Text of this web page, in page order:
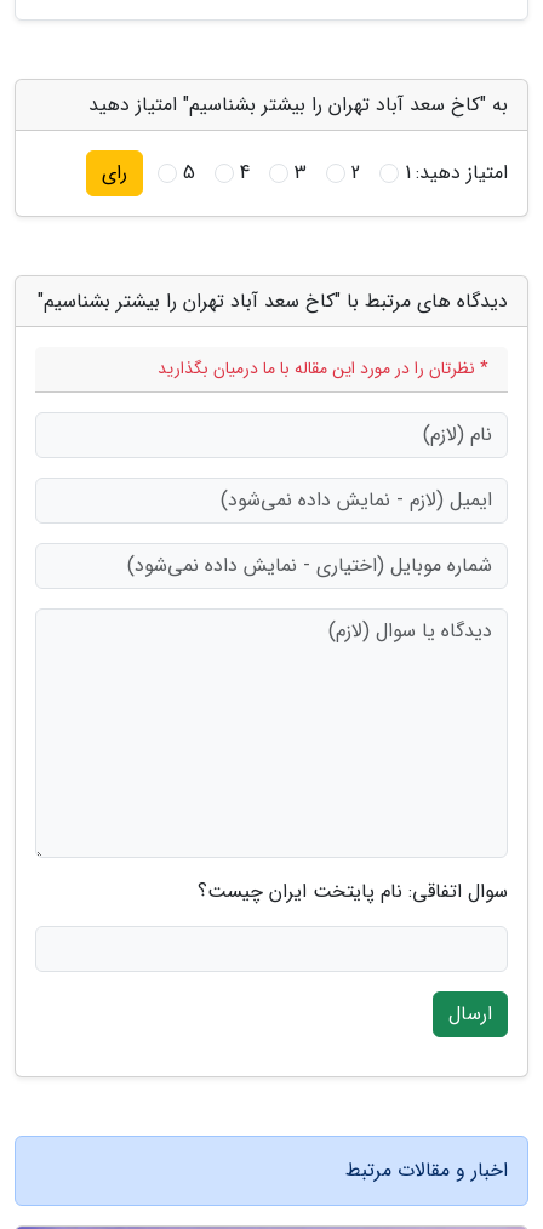
به "کاخ سعد آباد تهران را بیشتر بشناسیم" امتیاز دهید
امتیاز دهید:1
2
3
4
5 رای
دیدگاه های مرتبط با "کاخ سعد آباد تهران را بیشتر بشناسیم"
* نظرتان را در مورد این مقاله با ما درمیان بگذارید
سوال اتفاقی: نام پایتخت ایران چیست؟
ارسال
اخبار و مقالات مرتبط